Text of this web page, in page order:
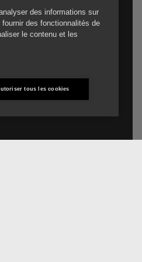
des informations sur
des fonctionnalités de
le contenu et les
tous les cookies